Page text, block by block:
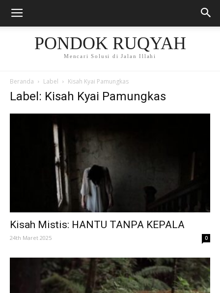
PONDOK RUQYAH
Mencari Solusi di Jalan Illahi
Beranda Label Kisah Kyai Pamungkas
Label: Kisah Kyai Pamungkas
Kisah Mistis: HANTU TANPA KEPALA
24th Maret 2025 0